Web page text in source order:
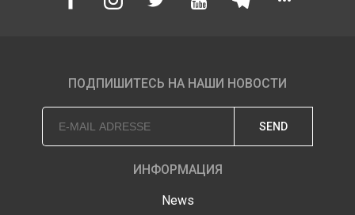
ИНФОРМАЦИЯ
News
ПОДПИШИТЕСЬ НА НАШИ НОВОСТИ
SEND